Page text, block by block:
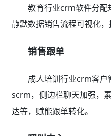
教育行业crm软件分配
静默数据销售流程可视化，
销售跟单
成人培训行业crm客户
scrm，侧边栏聊天加强，
达等，赋能跟单转化。